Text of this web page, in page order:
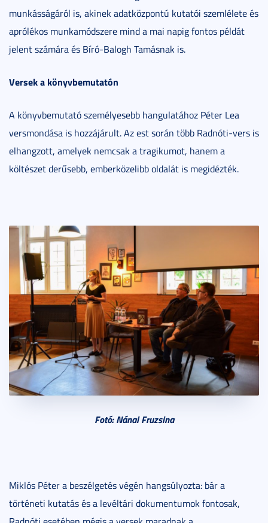
munkásságáról is, akinek adatközpontú kutatói szemlélete és
aprólékos munkamódszere mind a mai napig fontos példát
jelent számára és Bíró-Balogh Tamásnak is.
Versek a könyvbemutatón
A könyvbemutató személyesebb hangulatához Péter Lea
versmondása is hozzájárult. Az est során több Radnóti-vers is
elhangzott, amelyek nemcsak a tragikumot, hanem a
költészet derűsebb, emberközelibb oldalát is megidézték.
Fotó: Nánai Fruzsina
Miklós Péter a beszélgetés végén hangsúlyozta: bár a
történeti kutatás és a levéltári dokumentumok fontosak,